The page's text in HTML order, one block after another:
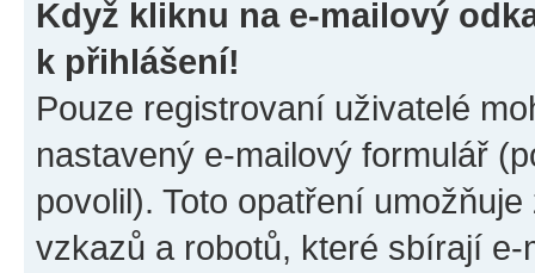
Když kliknu na e-mailový
k přihlášení!
Pouze registrovaní uživatelé
nastavený e-mailový formulář
povolil). Toto opatření
vzkazů a robotů, které sbírají e-